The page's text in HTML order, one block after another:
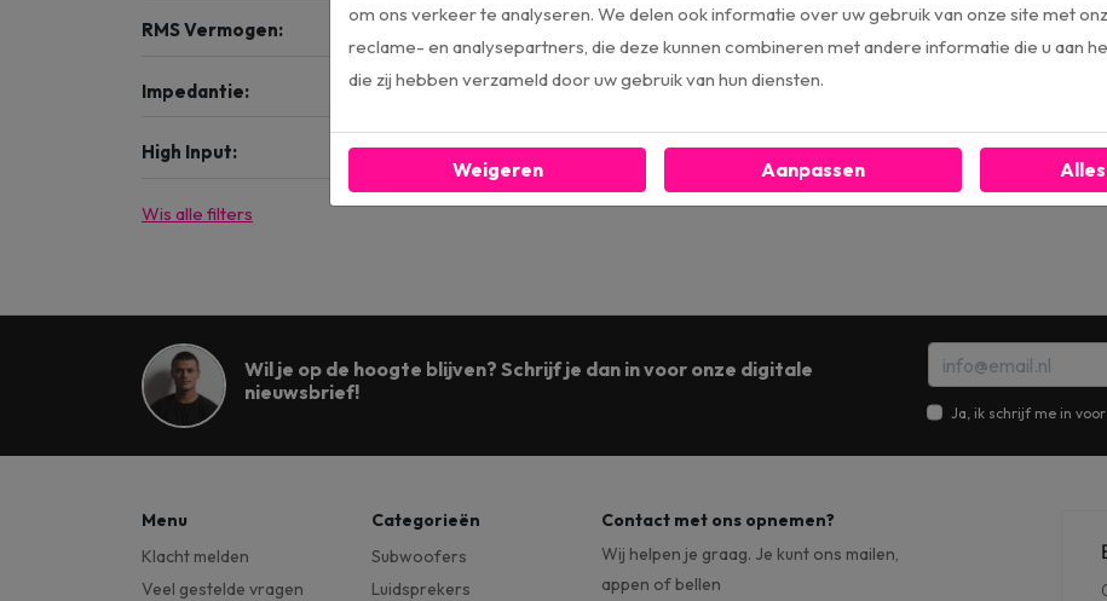
RMS Vermogen:
Impedantie:
High Input:
Wis alle filters
Wil je op de hoogte blijven? Schrijf je dan in voor onze digitale
nieuwsbrief!
Ja, ik schrijf me in
Menu
Klacht melden
Veel gestelde vragen
Categorieën
Subwoofers
Luidsprekers
Contact met ons opnemen?
Wij helpen je graag. Je kunt ons mailen,
appen of bellen
om ons verkeer te analyseren. We delen ook informatie over uw gebruik van onze site met
reclame- en analysepartners, die deze kunnen combineren met andere informatie die u aan
die zij hebben verzameld door uw gebruik van hun diensten.
Weigeren Aanpassen